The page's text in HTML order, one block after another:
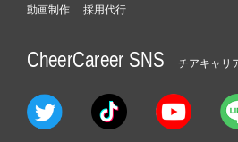
動画制作
採用代行
CheerCareer SNS チアキャリ